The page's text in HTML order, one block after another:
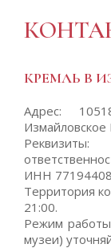
КРЕМЛЬ В
Адрес:
ИНН
Территория
21:00.
Режим
музеи)